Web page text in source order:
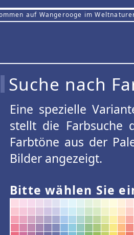
auf Wangerooge im
Suche nach
Eine spezielle
stellt die Farbsuche
Farbtöne aus der
Bilder angezeigt.
Bitte wählen Sie